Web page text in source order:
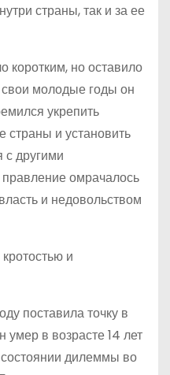
страны, так и за ее
коротким, но оставило
молодые годы он
укрепить
страны и установить
другими
правление омрачалось
и недовольством
и
поставила точку в
умер в возрасте 14 лет
дилеммы во